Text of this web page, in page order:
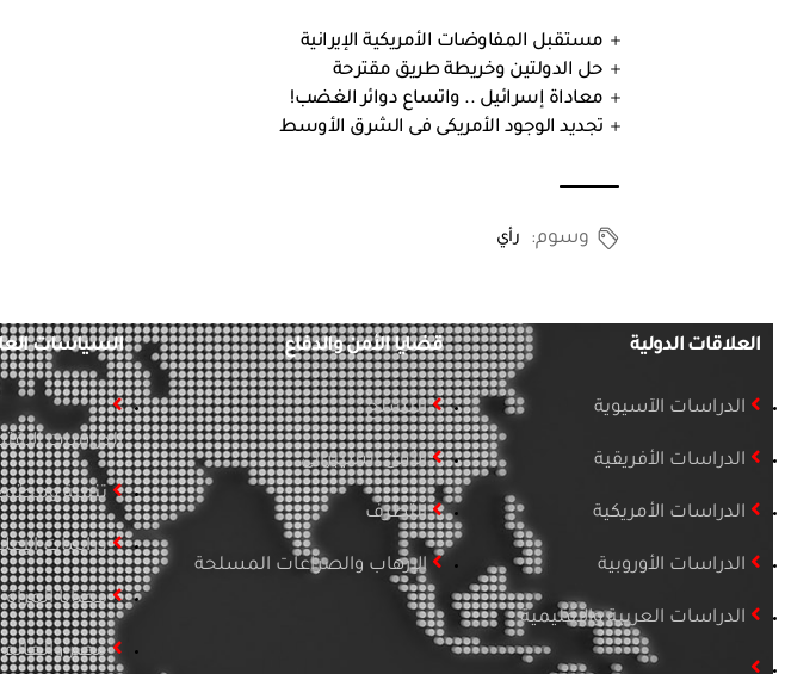
مستقبل المفاوضات الأمريكية الإيرانية
حل الدولتين وخريطة طريق مقترحة
معاداة إسرائيل .. واتساع دوائر الغضب!
تجديد الوجود الأمريكى فى الشرق الأوسط
وسوم: رأي
العلاقات الدولية
الدراسات الآسيوية
الدراسات الأفريقية
الدراسات الأمريكية
الدراسات الأوروبية
الدراسات العربية والإقليمية
قضايا الأمن والدفاع
التسلح
الأمن السيبراني
التطرف
الإرهاب والصراعات المسلحة
السياسات
الدراسات
تنمية
دراسات
قضايا المرأة
مصر والعالم